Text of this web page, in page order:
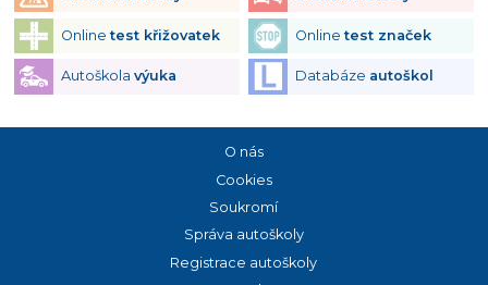
Onlinetest křižovatek Onlinetest značek
Autoškola výuka Databáze autoškol
O nás
Cookies
Soukromí
Správa autoškoly
Registrace autoškoly